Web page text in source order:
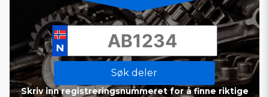
Søk deler
Skriv inn registreringsnummeret for å finne riktige